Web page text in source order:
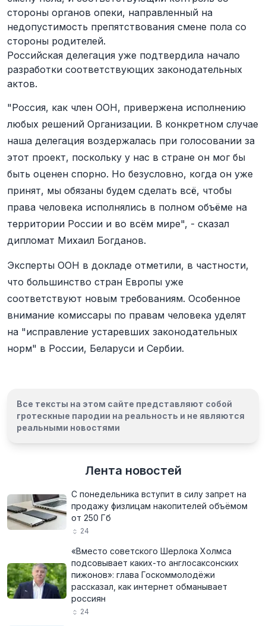
стороны органов опеки, направленный на
недопустимость препятствования смене пола со
стороны родителей.
Российская делегация уже подтвердила начало
разработки соответствующих законодательных
актов.
"Россия, как член ООН, привержена исполнению
любых решений Организации. В конкретном случае
наша делегация воздержалась при голосовании за
этот проект, поскольку у нас в стране он мог бы
быть оценен спорно. Но безусловно, когда он уже
принят, мы обязаны будем сделать всё, чтобы
права человека исполнялись в полном объёме на
территории России и во всём мире", - сказал
дипломат Михаил Богданов.
Эксперты ООН в докладе отметили, в частности,
что большинство стран Европы уже
соответствуют новым требованиям. Особенное
внимание комиссары по правам человека уделят
на "исправление устаревших законодательных
норм" в России, Беларуси и Сербии.
Все тексты на этом сайте представляют собой
гротескные пародии на реальность и не являются
реальными новостями
Лента новостей
С понедельника вступит в силу запрет на
продажу физлицам накопителей объёмом
от 250 Гб
24
«Вместо советского Шерлока Холмса
подсовывает каких-то англосаксонских
пижонов»: глава Госкоммолодёжи
рассказал, как интернет обманывает
россиян
24